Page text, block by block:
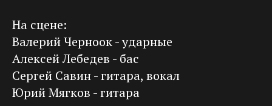
На сцене:
Валерий Черноок - ударные
Алексей Лебедев - бас
Сергей Савин - гитара, вокал
Юрий Мягков - гитара